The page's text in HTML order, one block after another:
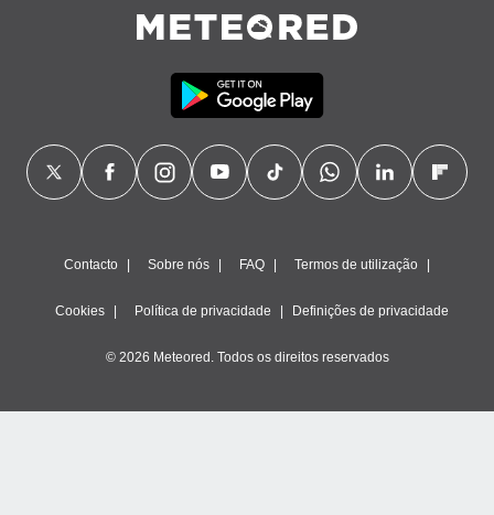
Contacto Sobre nós FAQ Termos de utilização
Cookies Política de privacidade Definições de privacidade
© 2026 Meteored. Todos os direitos reservados